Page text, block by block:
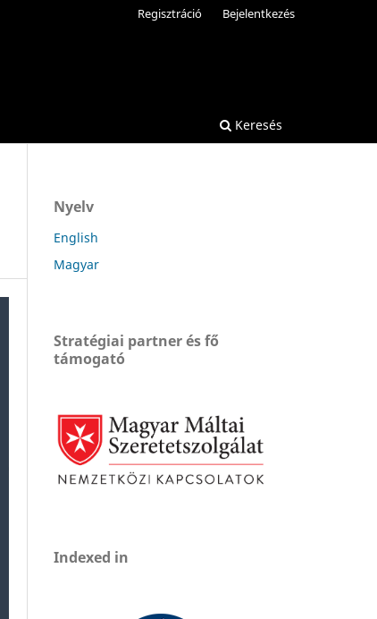
Keresés
Regisztráció Bejelentkezés
Nyelv
English
Magyar
Stratégiai partner és fő
támogató
Indexed in